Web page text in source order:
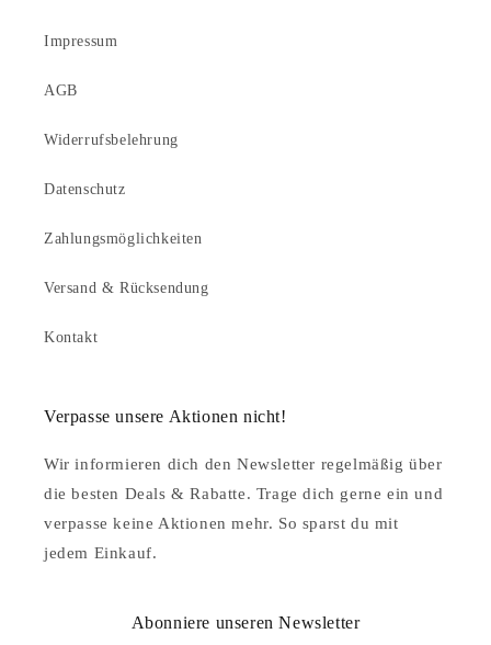
Impressum
AGB
Widerrufsbelehrung
Datenschutz
Zahlungsmöglichkeiten
Versand & Rücksendung
Kontakt
Verpasse unsere Aktionen nicht!
Wir informieren dich den Newsletter regelmäßig über
die besten Deals & Rabatte. Trage dich gerne ein und
verpasse keine Aktionen mehr. So sparst du mit
jedem Einkauf.
Abonniere unseren Newsletter